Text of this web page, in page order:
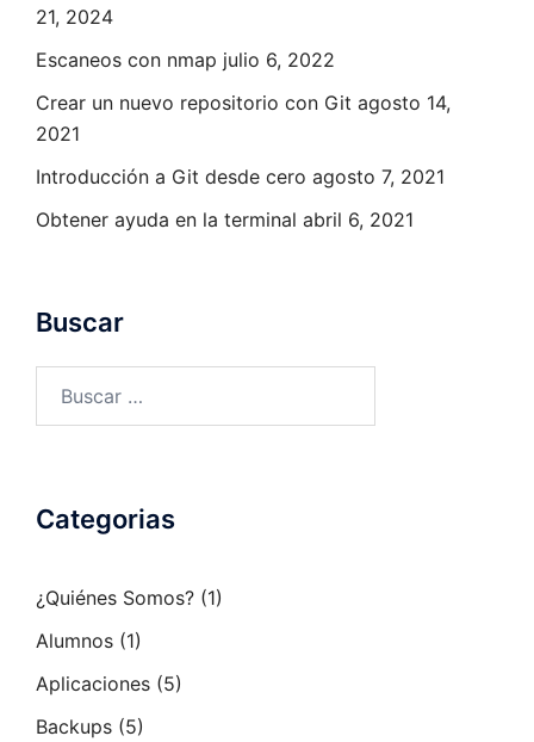
21, 2024
Escaneos con nmap julio 6, 2022
Crear un nuevo repositorio con Git agosto 14,
2021
Introducción a Git desde cero agosto 7, 2021
Obtener ayuda en la terminal abril 6, 2021
Buscar
Categorias
¿Quiénes Somos? (1)
Alumnos (1)
Aplicaciones (5)
Backups (5)